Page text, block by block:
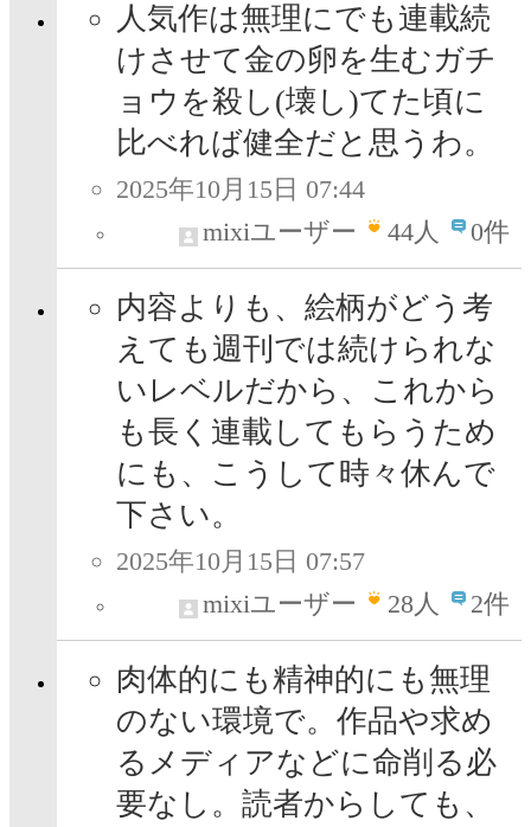
人気作は無理にでも連載続
けさせて金の卵を生むガチ
ョウを殺し(壊し)てた頃に
比べれば健全だと思うわ。
2025年10月15日 07:44
mixiユーザー
44人 0件
内容よりも、絵柄がどう考
えても週刊では続けられな
いレベルだから、これから
も長く連載してもらうため
にも、こうして時々休んで
下さい。
2025年10月15日 07:57
mixiユーザー
28人 2件
肉体的にも精神的にも無理
のない環境で。作品や求め
るメディアなどに命削る必
要なし。読者からしても、